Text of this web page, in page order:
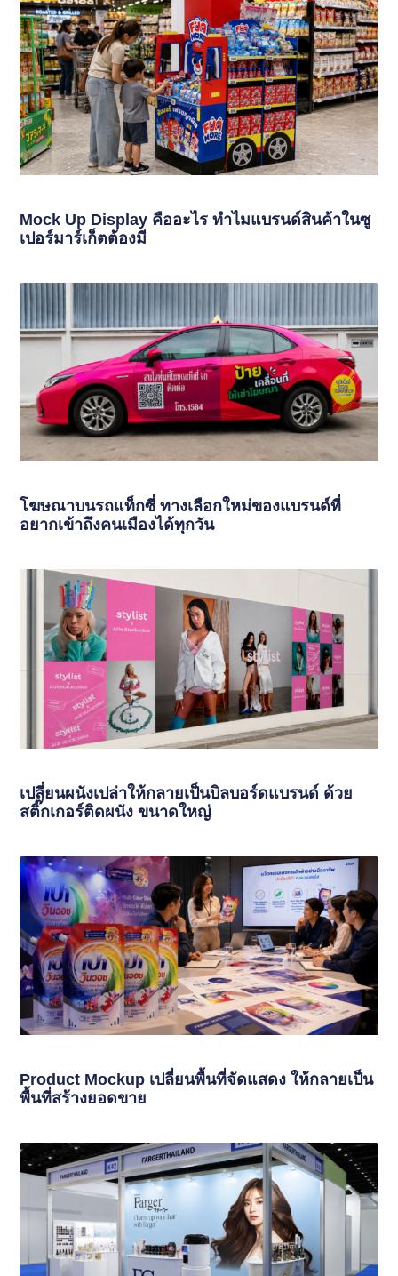
Mock Up Display คืออะไร ทำไมแบรนด์สินค้าในซู
เปอร์มาร์เก็ตต้องมี
โฆษณาบนรถแท็กซี่ ทางเลือกใหม่ของแบรนด์ที่
อยากเข้าถึงคนเมืองได้ทุกวัน
เปลี่ยนผนังเปล่าให้กลายเป็นบิลบอร์ดแบรนด์ ด้วย
สติ๊กเกอร์ติดผนัง ขนาดใหญ่
Product Mockup เปลี่ยนพื้นที่จัดแสดง ให้กลายเป็น
พื้นที่สร้างยอดขาย